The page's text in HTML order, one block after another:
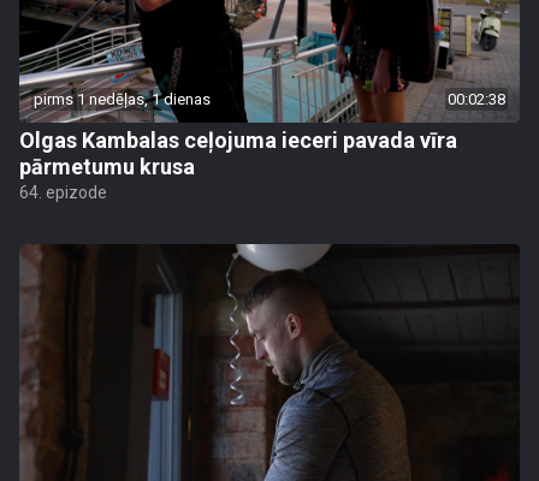
pirms 1 nedēļas, 1 dienas 00:02:38
Olgas Kambalas ceļojuma ieceri pavada vīra
pārmetumu krusa
64. epizode